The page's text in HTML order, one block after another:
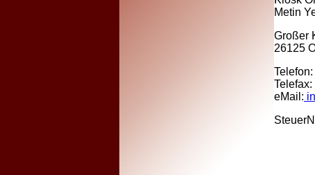
Metin
Großer
26125
eMail: